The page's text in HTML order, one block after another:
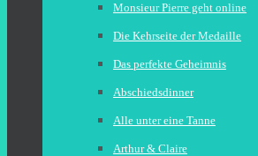
Monsieur Pierre geht online
Die Kehrseite der Medaille
Das perfekte Geheimnis
Abschiedsdinner
Alle unter eine Tanne
Arthur & Claire